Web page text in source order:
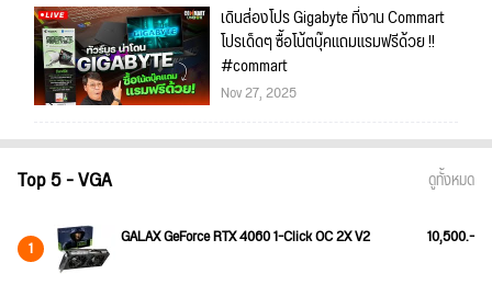
เดินส่องโปร Gigabyte ที่งาน Commart
โปรเด็ดๆ ซื้อโน้ตบุ๊คแถมแรมฟรีด้วย !!
#commart
Nov 27, 2025
Top 5 - VGA ดูทั้งหมด
1 GALAX GeForce RTX 4060 1-Click OC 2X V2 10,500.-